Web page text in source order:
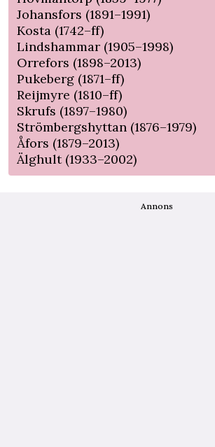
Johansfors (1891–1991)
Kosta (1742–ff)
Lindshammar (1905–1998)
Orrefors (1898–2013)
Pukeberg (1871–ff)
Reijmyre (1810–ff)
Skrufs (1897–1980)
Strömbergshyttan (1876–1979)
Åfors (1879–2013)
Älghult (1933–2002)
Annons